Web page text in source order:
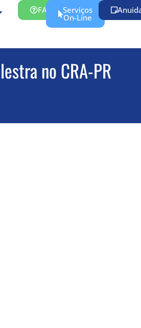
FAQ Serviços
On-Line
no CRA-PR